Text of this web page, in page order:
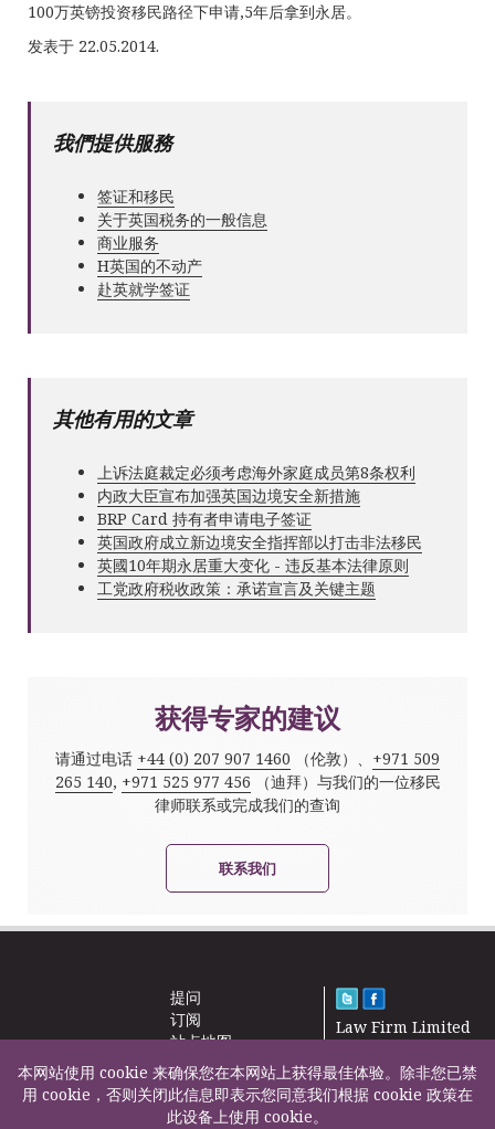
100万英镑投资移民路径下申请,5年后拿到永居。
发表于 22.05.2014.
我們提供服務
签证和移民
关于英国税务的一般信息
商业服务
Н英国的不动产
赴英就学签证
其他有用的文章
上诉法庭裁定必须考虑海外家庭成员第8条权利
内政大臣宣布加强英国边境安全新措施
BRP Card 持有者申请电子签证
英国政府成立新边境安全指挥部以打击非法移民
英國10年期永居重大变化 - 违反基本法律原则
工党政府税收政策：承诺宣言及关键主题
获得专家的建议
请通过电话 +44 (0) 207 907 1460 （伦敦）、 +971 509
265 140, +971 525 977 456 （迪拜）与我们的一位移民
律师联系或完成我们的查询
联系我们
提问
订阅
站点地图
新闻
联系我们
Law Firm Limited
本网站使用 cookie 来确保您在本网站上获得最佳体验。除非您已禁
用 cookie，否则关闭此信息即表示您同意我们根据 cookie 政策在
此设备上使用 cookie。